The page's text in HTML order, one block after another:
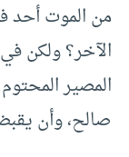
من الموت أحد
الآخر؟ ولكن
المصير
صالح، وأن